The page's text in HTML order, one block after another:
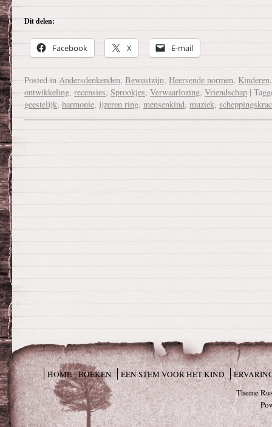
Dit delen:
Facebook X E-mail
Posted in Andersdenkenden, Bewustzijn, Heersende normen, Kinderen
ontwikkeling, recensies, Sprookjes, Verwaarlozing, Vriendschap |
geestelijk, harmonie, ijzeren ring, mensenkind, muziek,
HOME BOEKEN EEN STEM VOOR HET KIND
Theme